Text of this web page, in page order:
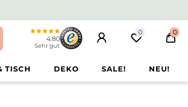
4.80
Sehr gut
0 0
TISCH DEKO SALE! NEU!